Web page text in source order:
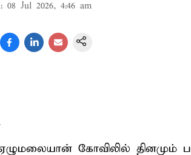
: 08 Jul 2026, 4:46 am
ஏழுமலையான் கோவிலில்